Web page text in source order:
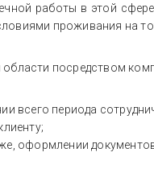
работы в этой
проживания на
посредством
всего периода
оформлении